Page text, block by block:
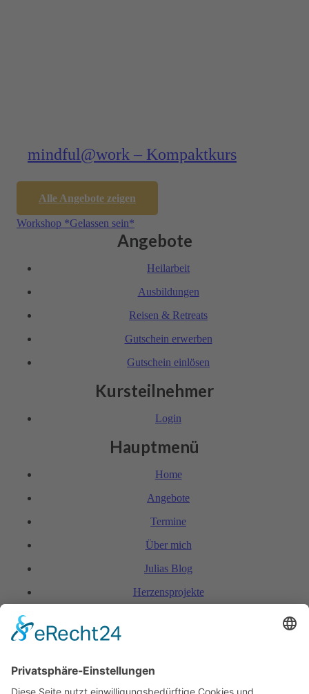
mindful­@work – Kompakt­kurs
Alle Angebote zeigen
Workshop *Gelassen sein*
Angebote
Heil­arbeit
Ausbil­dungen
Reisen & Retreats
Gutschein erwerben
Gutschein einlösen
Kursteilnehmer
Login
Hauptmenü
Home
Angebote
Termine
Über mich
Julias Blog
Herzensprojekte
Rechtliches